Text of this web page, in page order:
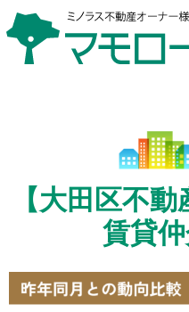
【大田区不
賃貸